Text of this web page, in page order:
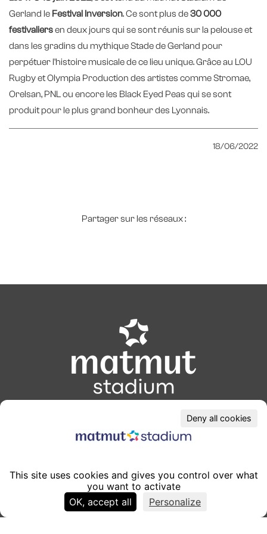
Gerland le Festival Inversion. Ce sont plus de30 000
festivaliersen deux jours qui se sont réunis sur la pelouse et
dans les gradins du mythique Stade de Gerland pour
perpétuer l'histoire musicale de ce lieu unique. Grâce au LOU
Rugby et Olympia Production des artistes comme Stromae,
Orelsan, PNL ou encore les Black Eyed Peas qui se sont
produit pour le plus grand bonheur des Lyonnais.
18/06/2022
Partager sur les réseaux :
Lieu de vie, d'accueil et de business
CONTACT
69007, Lyon- Lyon
France
This site uses cookies and gives you control over what
you want to activate
OK, accept all
Deny all cookies
Personalize